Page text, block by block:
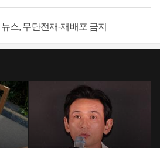
스, 무단전재-재배포 금지